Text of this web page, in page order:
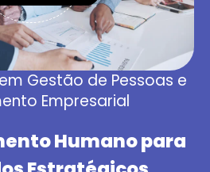
Gestão de Pessoas e
Empresarial
Humano para